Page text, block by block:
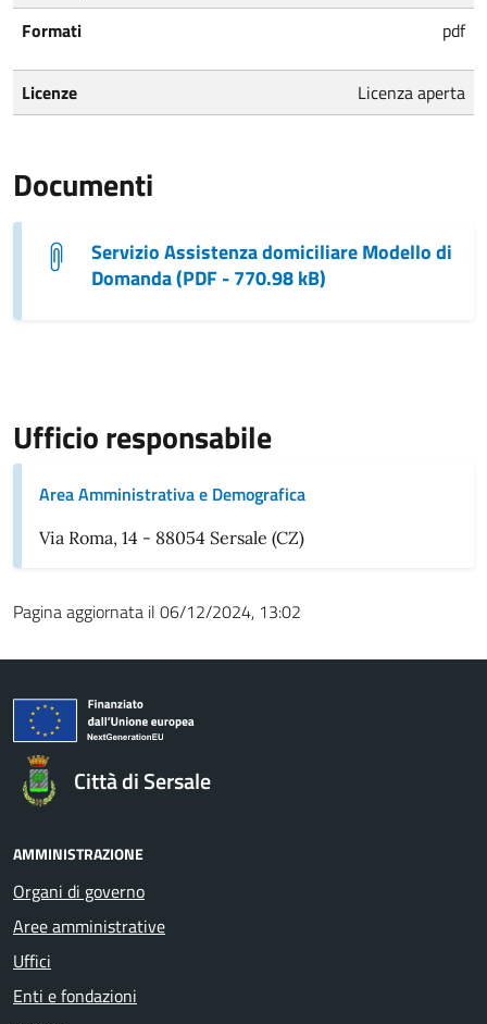
Formati
pdf
Licenze Licenza aperta
Documenti
Servizio Assistenza domiciliare Modello di
Domanda (PDF - 770.98 kB)
Ufficio responsabile
Area Amministrativa e Demografica
Via Roma, 14 - 88054 Sersale (CZ)
Pagina aggiornata il 06/12/2024, 13:02
Città di Sersale
AMMINISTRAZIONE
Organi di governo
Aree amministrative
Uffici
Enti e fondazioni